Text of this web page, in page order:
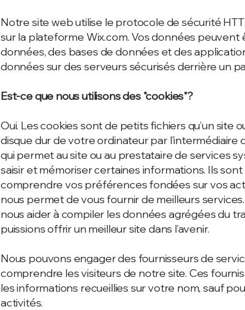
Notre site web utilise le protocole de sécurité
sur la plateforme Wix.com. Vos données
données, des bases de données et des
données sur des serveurs sécurisés derrière un
Est-ce que nous utilisons des "cookies"?
Oui. Les cookies sont de petits fichiers qu’un site
disque dur de votre ordinateur par
qui permet au site ou au prestataire de services
saisir et mémoriser certaines informations. Ils
comprendre vos préférences fondées sur vos
nous permet de vous fournir de meilleurs
nous aider à compiler les données agrégées du
puissions offrir un meilleur site dans l’avenir.
Nous pouvons engager des fournisseurs de
comprendre les visiteurs de notre site. Ces
les informations recueillies sur votre nom, sauf
activités.